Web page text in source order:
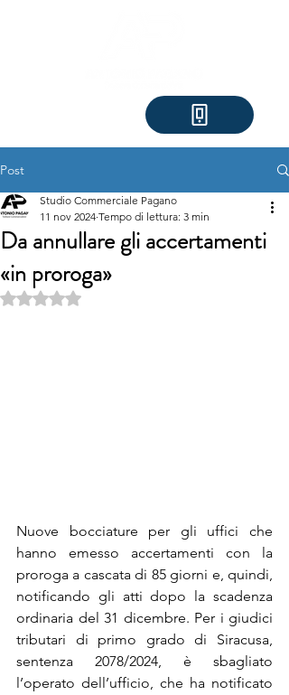
Post
Da annullare gli accertamenti
«in proroga»
Studio Commerciale Pagano
11 nov 2024 Tempo di lettura: 3 min
Valutazione NaN stelle su 5.
Nuove bocciature per gli uffici che
hanno emesso accertamenti con la
proroga a cascata di 85 giorni e, quindi,
notificando gli atti dopo la scadenza
ordinaria del 31 dicembre. Per i giudici
tributari di primo grado di Siracusa,
sentenza 2078/2024, è sbagliato
l’operato dell’ufficio, che ha notificato